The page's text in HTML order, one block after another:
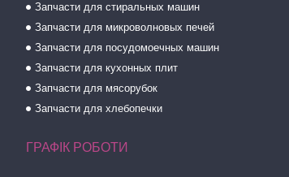
Запчасти для стиральных машин
Запчасти для микроволновых печей
Запчасти для посудомоечных машин
Запчасти для кухонных плит
Запчасти для мясорубок
Запчасти для хлебопечки
ГРАФІК РОБОТИ